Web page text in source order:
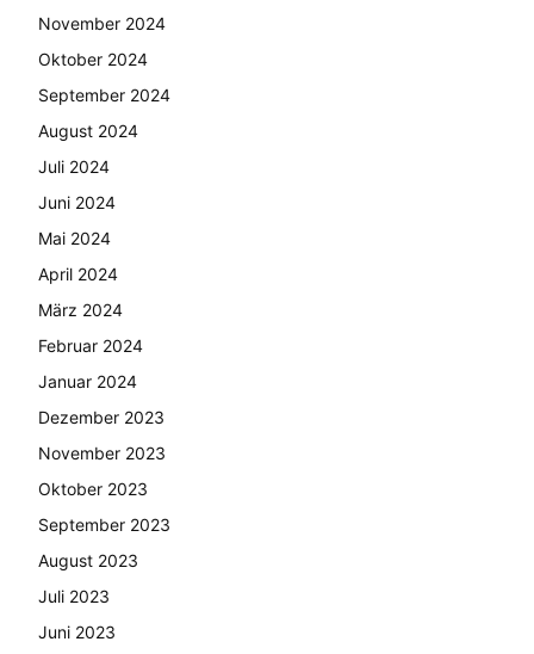
November 2024
Oktober 2024
September 2024
August 2024
Juli 2024
Juni 2024
Mai 2024
April 2024
März 2024
Februar 2024
Januar 2024
Dezember 2023
November 2023
Oktober 2023
September 2023
August 2023
Juli 2023
Juni 2023